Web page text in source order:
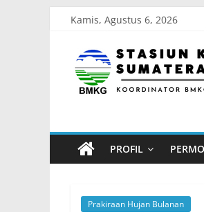
content
Kamis, Agustus 6, 2026
Stasiun
Selatan
Koordinator
PROFIL
Prakiraan Hujan Bulanan